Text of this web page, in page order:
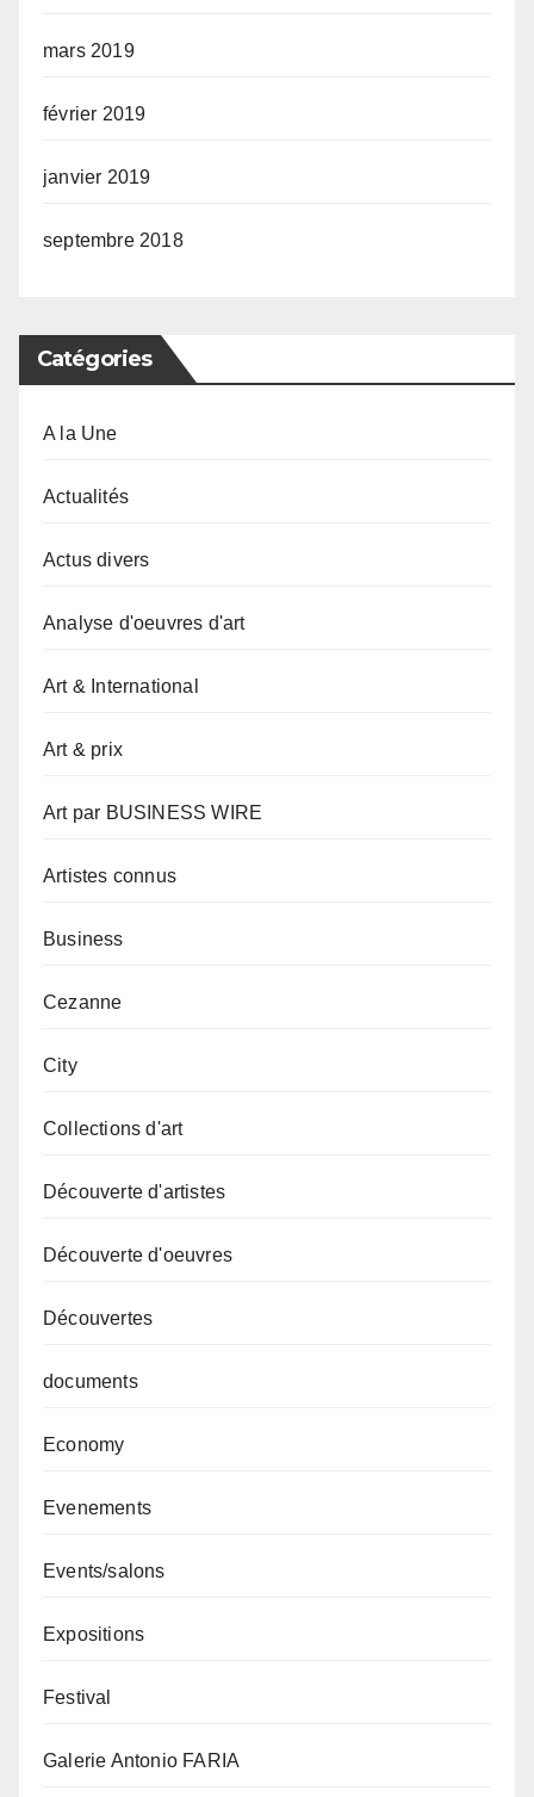
mars 2019
février 2019
janvier 2019
septembre 2018
Catégories
A la Une
Actualités
Actus divers
Analyse d'oeuvres d'art
Art & International
Art & prix
Art par BUSINESS WIRE
Artistes connus
Business
Cezanne
City
Collections d'art
Découverte d'artistes
Découverte d'oeuvres
Découvertes
documents
Economy
Evenements
Events/salons
Expositions
Festival
Galerie Antonio FARIA